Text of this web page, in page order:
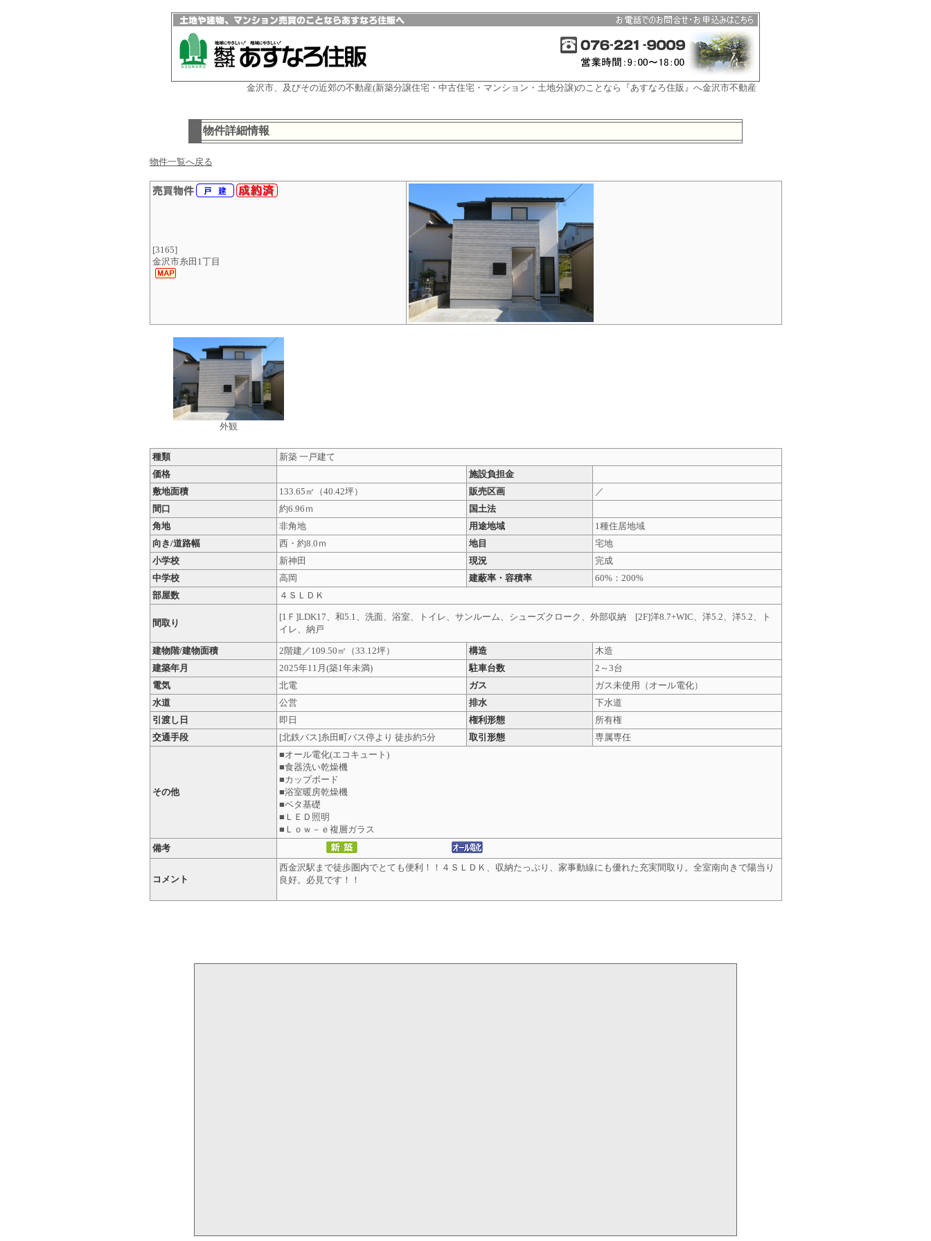
金沢市、及びその近郊の不動産(新築分譲住宅・中古住宅・マンション・土地分譲)のことなら『あすなろ住販』へ金沢市不動産
物件詳細情報
物件一覧へ戻る
[3165]
金沢市糸田1丁目
外観
外観
種類
新築 一戸建て
価格
施設負担金
敷地面積
133.65㎡ （40.42坪） 販売区画
／
間口
約6.96ｍ
国土法
角地
非角地 用途地域
1種住居地域
向き/道路幅
西・約8.0ｍ 地目
宅地
小学校
新神田 現況
完成
中学校
高岡 建蔽率・容積率
60%：200%
部屋数
４ＳＬＤＫ
間取り
[1Ｆ]LDK17、和5.1、洗面、浴室、トイレ、サンルーム、シューズクローク、外部収納 [2F]洋8.7+WIC、洋5.2、洋5.2、ト
イレ、納戸
建物階/建物面積 2階建／109.50㎡ （33.12坪） 構造
木造
建築年月
2025年11月(築1年未満) 駐車台数
2～3台
電気
北電 ガス
ガス未使用（オール電化）
水道
公営 排水
下水道
引渡し日
即日 権利形態
所有権
交通手段
[北鉄バス]糸田町バス停より 徒歩約5分 取引形態 専属専任
その他
■オール電化(エコキュート)
■食器洗い乾燥機
■カップボード
■浴室暖房乾燥機
■ベタ基礎
■ＬＥＤ照明
■Ｌｏｗ－ｅ複層ガラス
備考
コメント
西金沢駅まで徒歩圏内でとても便利！！４ＳＬＤＫ、収納たっぷり、家事動線にも優れた充実間取り。全室南向きで陽当り
良好。必見です！！